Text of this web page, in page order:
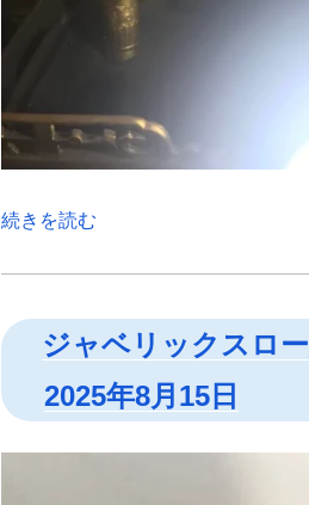
“羽
国
田
鶴
岡
続きを読む
ジャベリックスロ
2025年8月15日